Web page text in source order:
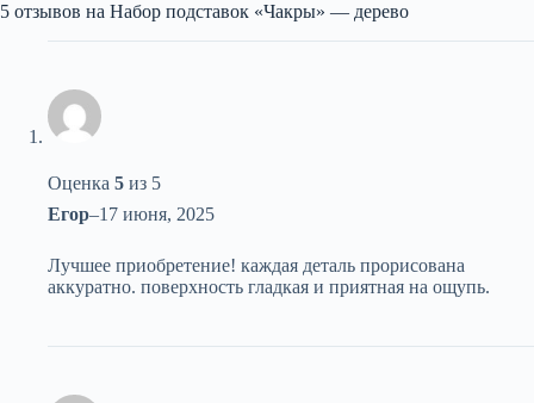
5 отзывов на Набор подставок «Чакры» — дерево
Оценка 5 из 5
Егор–17 июня, 2025
Лучшее приобретение! каждая деталь прорисована
аккуратно. поверхность гладкая и приятная на ощупь.